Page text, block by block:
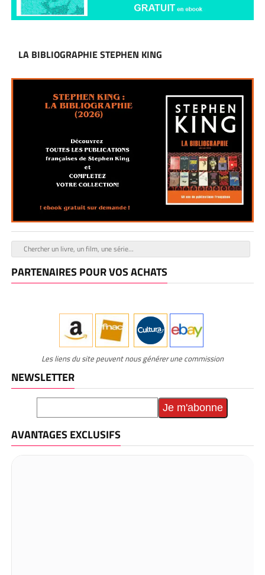
LA BIBLIOGRAPHIE STEPHEN KING
PARTENAIRES POUR VOS ACHATS
Les liens du site peuvent nous générer une commission
NEWSLETTER
AVANTAGES EXCLUSIFS